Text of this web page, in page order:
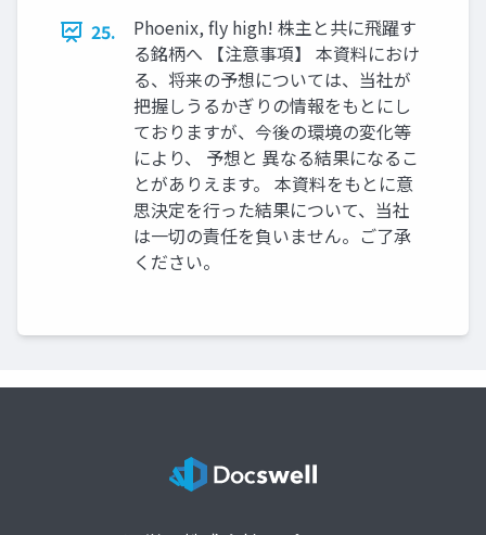
25.
Phoenix, fly high! 株主と共に飛躍す
る銘柄へ 【注意事項】 本資料におけ
る、将来の予想については、当社が
把握しうるかぎりの情報をもとにし
ておりますが、今後の環境の変化等
により、 予想と 異なる結果になるこ
とがありえます。 本資料をもとに意
思決定を行った結果について、当社
は一切の責任を負いません。ご了承
ください。